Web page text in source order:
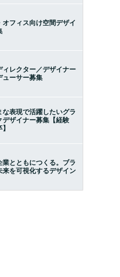
オフィス向け空間デザイ
ィレクター／デザイナー
ューサー募集
な表現で活躍したいグラ
デザイナー募集【経験
業とともにつくる。ブラ
来を可視化するデザイン